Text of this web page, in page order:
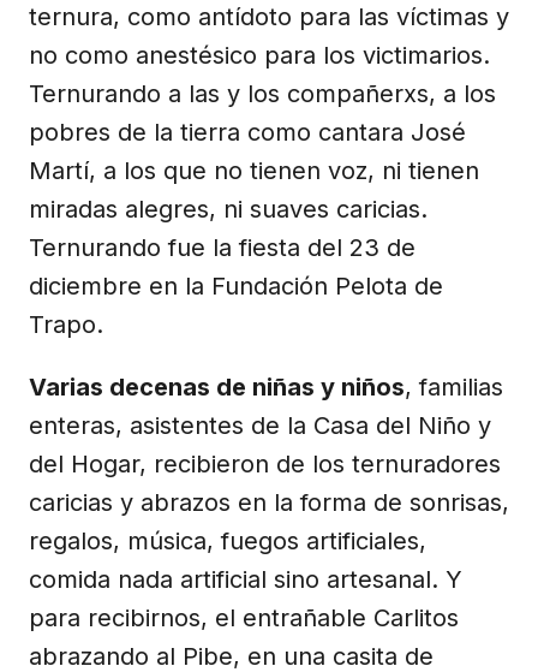
ternura, como antídoto para las víctimas y
no como anestésico para los victimarios.
Ternurando a las y los compañerxs, a los
pobres de la tierra como cantara José
Martí, a los que no tienen voz, ni tienen
miradas alegres, ni suaves caricias.
Ternurando fue la fiesta del 23 de
diciembre en la Fundación Pelota de
Trapo.
Varias decenas de niñas y niños, familias
enteras, asistentes de la Casa del Niño y
del Hogar, recibieron de los ternuradores
caricias y abrazos en la forma de sonrisas,
regalos, música, fuegos artificiales,
comida nada artificial sino artesanal. Y
para recibirnos, el entrañable Carlitos
abrazando al Pibe, en una casita de